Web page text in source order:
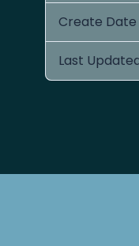
Create Date
Last